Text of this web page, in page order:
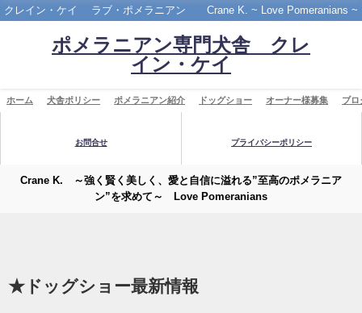
クレイン・ケイ ラブ・ポメラニアン Crane K. ~ Love Pomeranians ~
ポメラニアン専門犬舎 クレ
イン・ケイ
ホーム 犬舎ポリシー ポメラニアン紹介 ドッグショー オーナー様募集 ブロ
お問合せ プライバシーポリシー
Crane K. ～強く賢く美しく、愛と自信に溢れる”至高のポメラニア
ン”を求めて～ Love Pomeranians
★ドッグショー最新情報